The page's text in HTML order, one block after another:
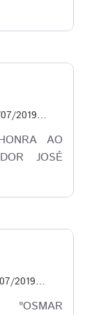
2019
AO
JOSÉ
2019
"OSMAR